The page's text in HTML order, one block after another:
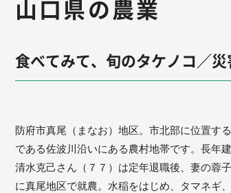
山口県の農業
食べてみて、旬のタケノコ／
防府市真尾（まなお）地区。市北部に位置す
である佐波川沿いにある農村地帯です。長年
清水克己さん（７７）は定年退職後、妻の蓉
に真尾地区で就農。水稲をはじめ、タマネギ